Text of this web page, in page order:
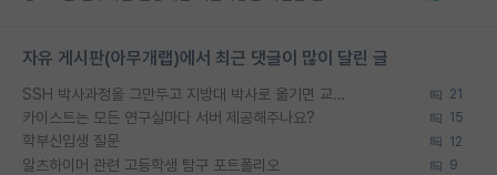
자유 게시판(아무개랩)에서 최근 댓글이 많이 달린 글
SSH 박사과정을 그만두고 지방대 박사로 옮기면 교수의 꿈은 끝일까요? 21
카이스트는 모든 연구실마다 서버 제공해주나요? 15
학부신입생 질문 12
알츠하이머 관련 고등학생 탐구 포트폴리오 9